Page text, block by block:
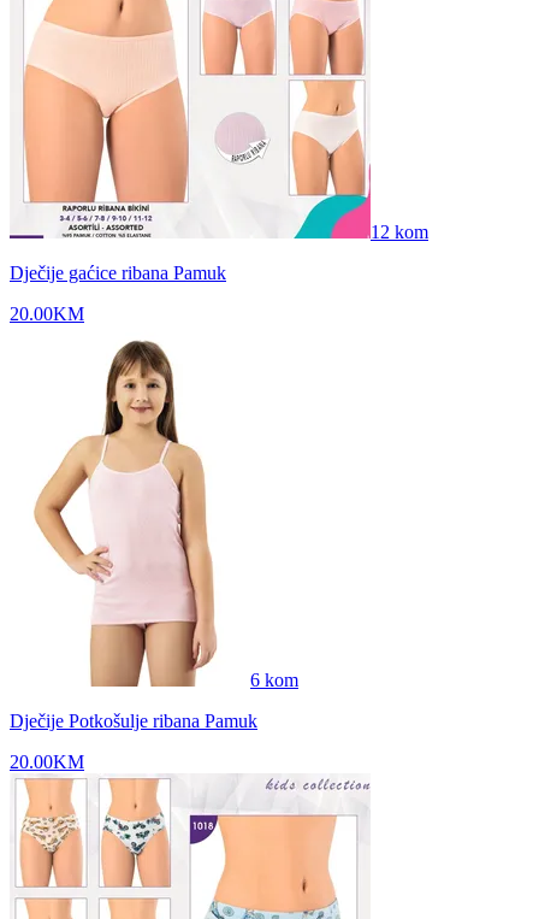
12 kom
Dječije gaćice ribana Pamuk
20.00KM
6 kom
Dječije Potkošulje ribana Pamuk
20.00KM